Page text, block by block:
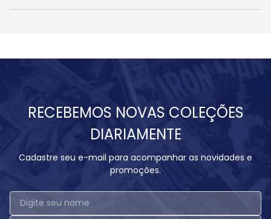
RECEBEMOS NOVAS COLEÇÕES
DIARIAMENTE
Cadastre seu e-mail para acompanhar as novidades e
promoções.